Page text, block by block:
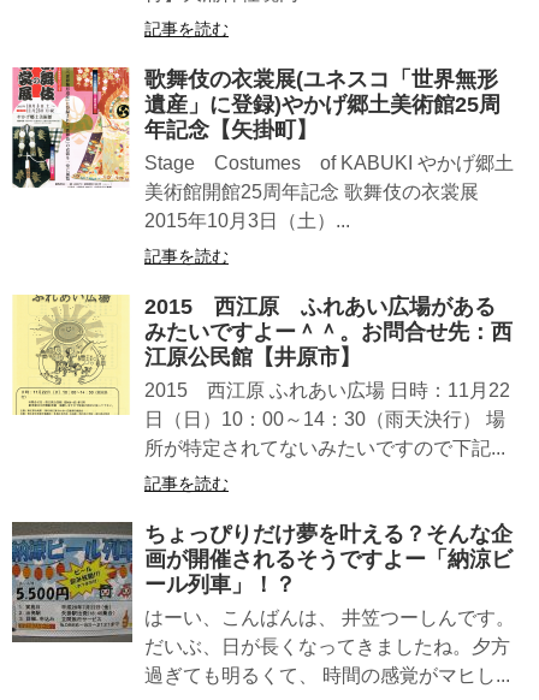
記事を読む
歌舞伎の衣裳展(ユネスコ「世界無形
遺産」に登録)やかげ郷土美術館25周
年記念【矢掛町】
Stage Costumes of KABUKI やかげ郷土
美術館開館25周年記念 歌舞伎の衣裳展
2015年10月3日（土）...
記事を読む
2015 西江原 ふれあい広場がある
みたいですよー＾＾。お問合せ先：西
江原公民館【井原市】
2015 西江原 ふれあい広場 日時：11月22
日（日）10：00～14：30（雨天決行） 場
所が特定されてないみたいですので下記...
記事を読む
ちょっぴりだけ夢を叶える？そんな企
画が開催されるそうですよー「納涼ビ
ール列車」！？
はーい、こんばんは、 井笠つーしんです。
だいぶ、日が長くなってきましたね。夕方
過ぎても明るくて、 時間の感覚がマヒし...